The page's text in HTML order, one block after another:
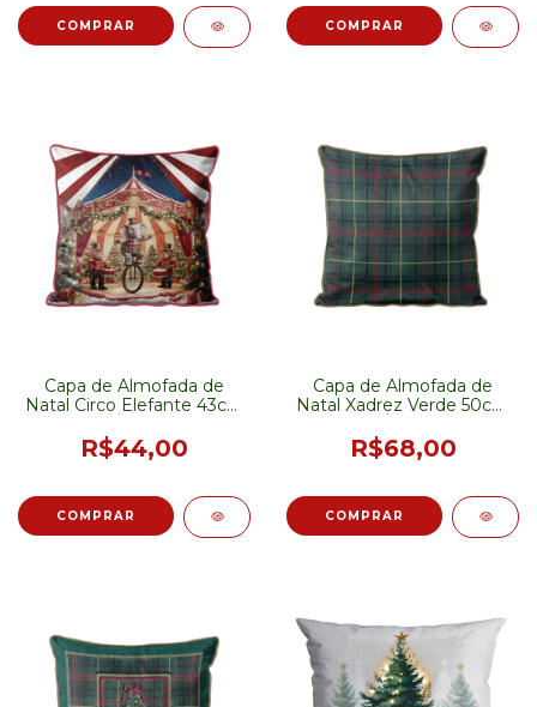
Capa de Almofada de
Natal Circo Elefante 43cm
R$44,00
Capa de Almofada de
Natal Xadrez Verde 50cm
R$68,00